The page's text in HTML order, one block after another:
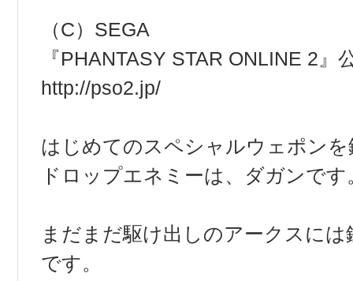
（C）SEGA
『PHANTASY STAR ONLINE 2』
http://pso2.jp/
はじめてのスペシャルウェポン
ドロップエネミーは、ダガンです
まだまだ駆け出しのアークスには
です。